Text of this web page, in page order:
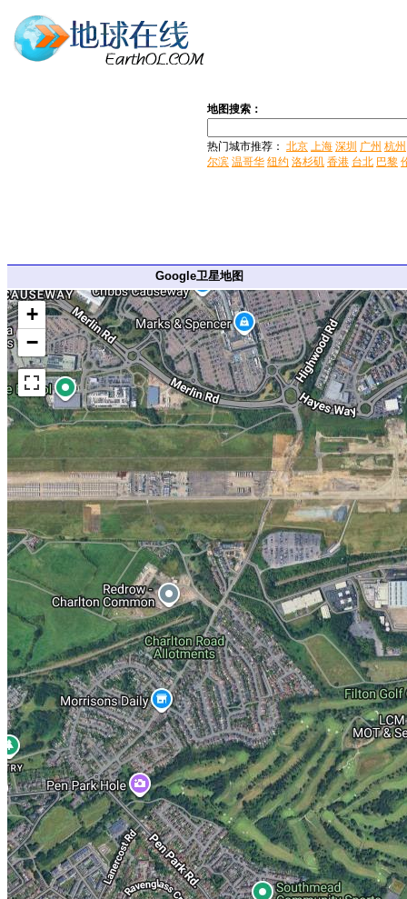
地图搜索：
热门城市推荐： 北京 上海 深圳 广州 杭州
尔滨 温哥华 纽约 洛杉矶 香港 台北 巴黎
Google卫星地图
+
−